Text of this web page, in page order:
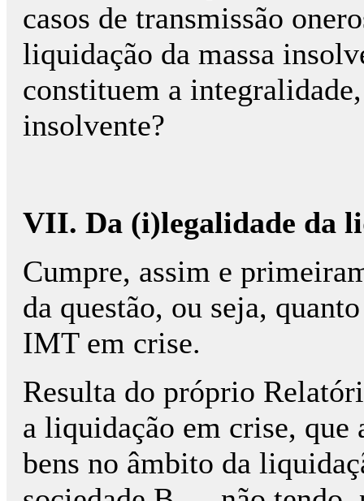
casos de transmissão
liquidação da massa
constituem a
insolvente?
VII. Da (i)legalidade da
Cumpre, assim e
da questão, ou seja,
IMT em crise.
Resulta do próprio
a liquidação em crise, que
bens no âmbito da